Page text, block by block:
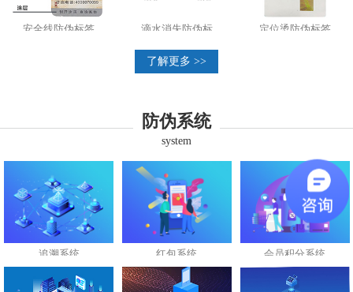
安全线防伪标签 滴水消失防伪标 定位烫防伪标签
了解更多 >>
防伪系统
system
追溯系统 红包系统 会员积分系统